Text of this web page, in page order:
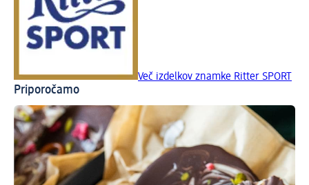
Več izdelkov znamke Ritter SPORT
Priporočamo